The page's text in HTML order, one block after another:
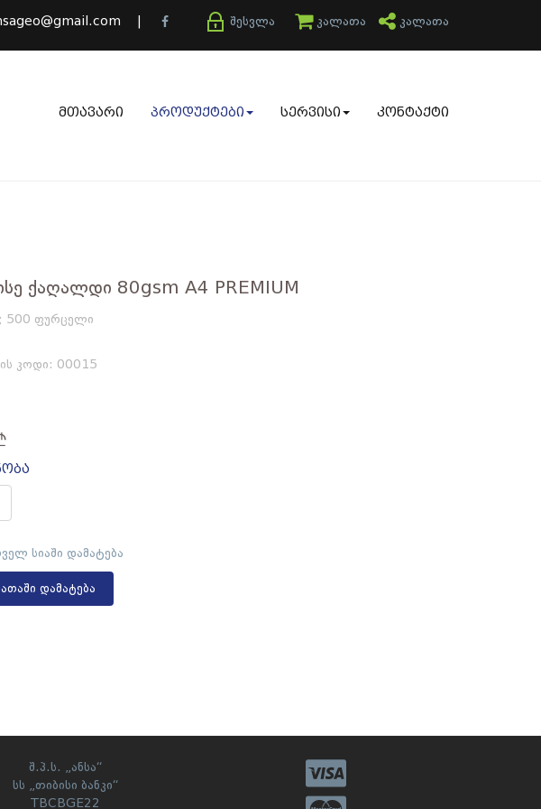
| შესვლა კალათა კალათა
მთავარი პროდუქტები სერვისი კონტაქტი
ქაღალდი 80gsm A4 PREMIUM
500 ფურცელი
კოდი: 00015
სიაში დამატება
დამატება
შ.პ.ს. „ანსა“
სს „თიბისი ბანკი“
TBCBGE22